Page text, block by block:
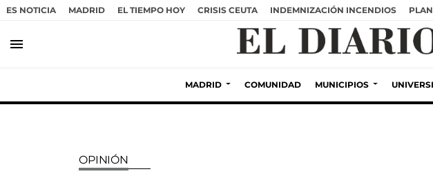
ES NOTICIA MADRID EL TIEMPO HOY CRISIS CEUTA INDEMNIZACIÓN INCENDIOS
menu
MADRID COMUNIDAD MUNICIPIOS
OPINIÓN